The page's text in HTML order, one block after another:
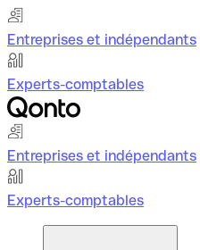
Entreprises et indépendants
Experts-comptables
Entreprises et indépendants
Experts-comptables